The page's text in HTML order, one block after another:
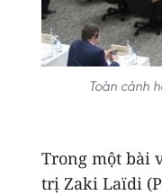
Toàn cảnh
Trong một bài
trị Zaki Laïdi